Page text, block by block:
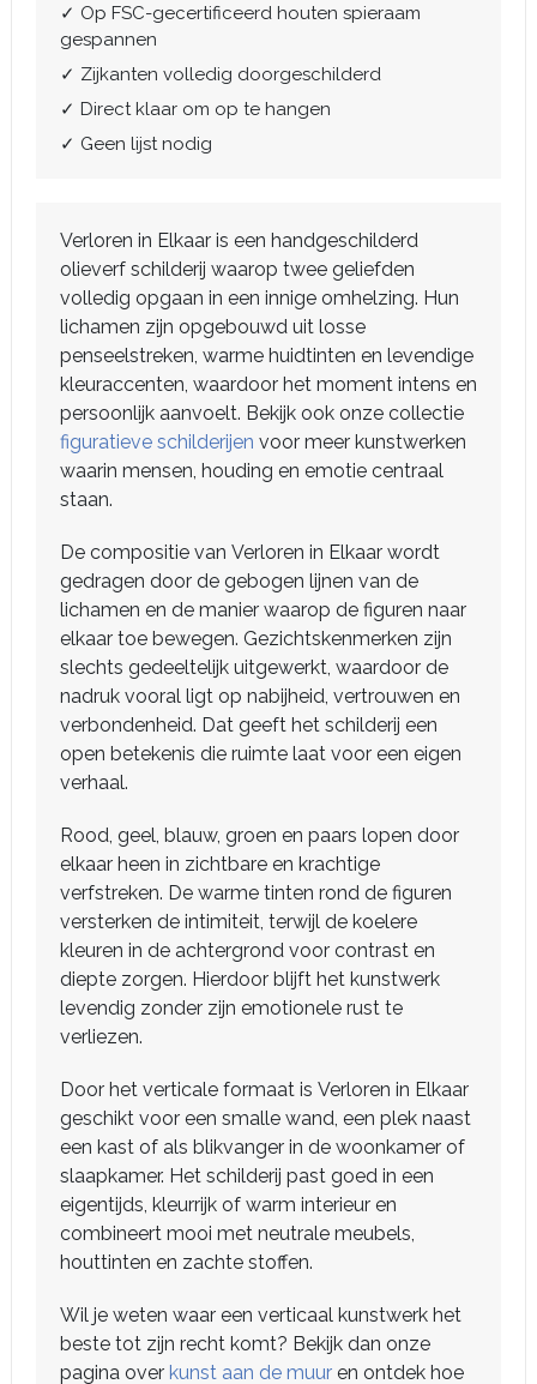
✓ Op FSC-gecertificeerd houten spieraam
gespannen
✓ Zijkanten volledig doorgeschilderd
✓ Direct klaar om op te hangen
✓ Geen lijst nodig
Verloren in Elkaar is een handgeschilderd
olieverf schilderij waarop twee geliefden
volledig opgaan in een innige omhelzing. Hun
lichamen zijn opgebouwd uit losse
penseelstreken, warme huidtinten en levendige
kleuraccenten, waardoor het moment intens en
persoonlijk aanvoelt. Bekijk ook onze collectie
figuratieve schilderijen voor meer kunstwerken
waarin mensen, houding en emotie centraal
staan.
De compositie van Verloren in Elkaar wordt
gedragen door de gebogen lijnen van de
lichamen en de manier waarop de figuren naar
elkaar toe bewegen. Gezichtskenmerken zijn
slechts gedeeltelijk uitgewerkt, waardoor de
nadruk vooral ligt op nabijheid, vertrouwen en
verbondenheid. Dat geeft het schilderij een
open betekenis die ruimte laat voor een eigen
verhaal.
Rood, geel, blauw, groen en paars lopen door
elkaar heen in zichtbare en krachtige
verfstreken. De warme tinten rond de figuren
versterken de intimiteit, terwijl de koelere
kleuren in de achtergrond voor contrast en
diepte zorgen. Hierdoor blijft het kunstwerk
levendig zonder zijn emotionele rust te
verliezen.
Door het verticale formaat is Verloren in Elkaar
geschikt voor een smalle wand, een plek naast
een kast of als blikvanger in de woonkamer of
slaapkamer. Het schilderij past goed in een
eigentijds, kleurrijk of warm interieur en
combineert mooi met neutrale meubels,
houttinten en zachte stoffen.
Wil je weten waar een verticaal kunstwerk het
beste tot zijn recht komt? Bekijk dan onze
pagina over kunst aan de muur en ontdek hoe